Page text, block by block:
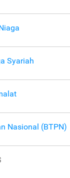
Syariah
Nasional (BTPN)